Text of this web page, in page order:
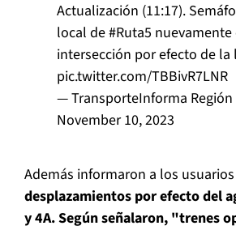
Actualización (11:17).
local de#Ruta5
intersección por efecto de la
pic.twitter.com/TBBivR7LNR
— TransporteInforma
November 10, 2023
Además informaron a los
desplazamientos por efecto del
y 4A. Según señalaron, "trenes